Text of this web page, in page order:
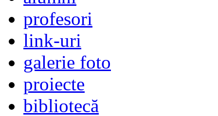
profesori
link-uri
galerie foto
proiecte
bibliotecă